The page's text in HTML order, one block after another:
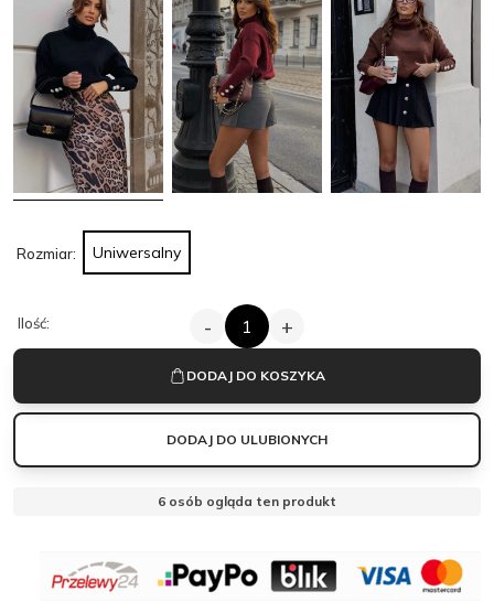
MANTELLE
Rozmiar: Uniwersalny
Ilość: -
ILOŚĆ
CZARNY
SWETER
LORA
OZDOBNYMI
GUZIKAMI
WISKOZA
+
DODAJ DO KOSZYKA
DODAJ DO ULUBIONYCH
6 osób ogląda ten produkt